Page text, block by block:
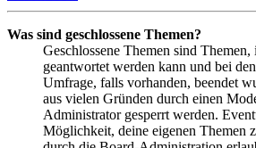
Was sind geschlossene Themen?
Geschlossene Themen sind
geantwortet werden kann und bei
Umfrage, falls vorhanden, beendet
aus vielen Gründen durch einen
Administrator gesperrt werden.
Möglichkeit, deine eigenen Themen